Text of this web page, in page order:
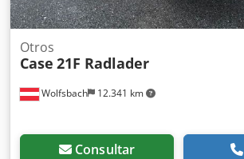
Wolfsbach 12.341 km
Otros
Case 21F Radlader
Consultar